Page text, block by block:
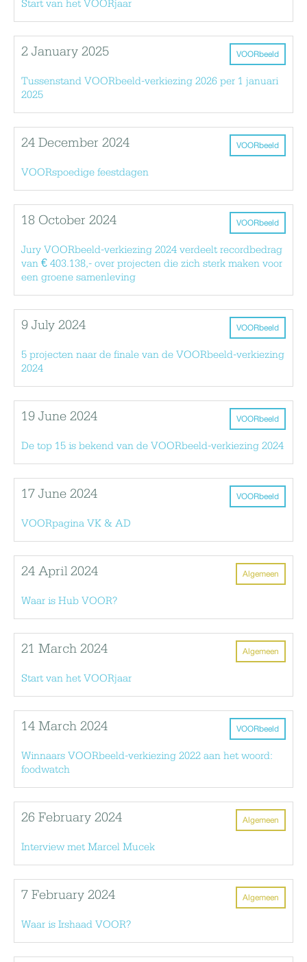
Start van het VOORjaar
VOORbeeld
2 January 2025
Tussenstand VOORbeeld-verkiezing 2026 per 1 januari
2025
VOORbeeld
24 December 2024
VOORspoedige feestdagen
VOORbeeld
18 October 2024
Jury VOORbeeld-verkiezing 2024 verdeelt recordbedrag
van € 403.138,- over projecten die zich sterk maken voor
een groene samenleving
VOORbeeld
9 July 2024
5 projecten naar de finale van de VOORbeeld-verkiezing
2024
VOORbeeld
19 June 2024
De top 15 is bekend van de VOORbeeld-verkiezing 2024
VOORbeeld
17 June 2024
VOORpagina VK & AD
Algemeen
24 April 2024
Waar is Hub VOOR?
Algemeen
21 March 2024
Start van het VOORjaar
VOORbeeld
14 March 2024
Winnaars VOORbeeld-verkiezing 2022 aan het woord:
foodwatch
Algemeen
26 February 2024
Interview met Marcel Mucek
Algemeen
7 February 2024
Waar is Irshaad VOOR?